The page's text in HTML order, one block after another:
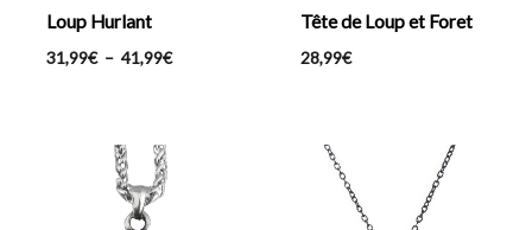
Loup Hurlant
31,99€ – 41,99€
Tête de Loup et Foret
28,99€